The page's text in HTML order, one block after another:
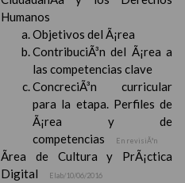
Humanos
Objetivos del Ã¡rea
ContribuciÃ³n del Ã¡rea a
las competencias clave
ConcreciÃ³n curricular
para la etapa. Perfiles de
Ã¡rea y de
competencias
En revisiÃ³n
Ãrea de Cultura y PrÃ¡ctica
Digital
Elab/10/06/2016